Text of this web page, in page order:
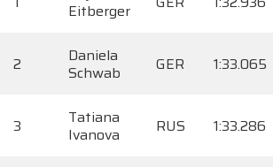
Eitberger
2
Daniela
Schwab
GER
1:33.065
3
Tatiana
Ivanova
RUS
1:33.286